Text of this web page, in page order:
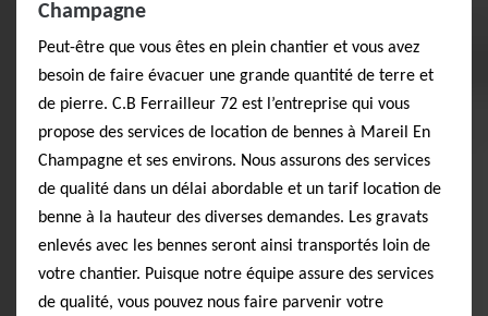
Champagne
Peut-être que vous êtes en plein chantier et vous avez
besoin de faire évacuer une grande quantité de terre et
de pierre. C.B Ferrailleur 72 est l’entreprise qui vous
propose des services de location de bennes à Mareil En
Champagne et ses environs. Nous assurons des services
de qualité dans un délai abordable et un tarif location de
benne à la hauteur des diverses demandes. Les gravats
enlevés avec les bennes seront ainsi transportés loin de
votre chantier. Puisque notre équipe assure des services
de qualité, vous pouvez nous faire parvenir votre